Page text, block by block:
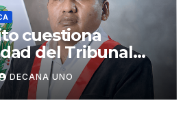
cuestiona
del Tribunal
tras liberación
Humala
DECANA UNO